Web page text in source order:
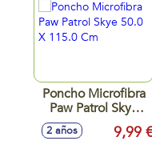
Poncho Microfibra
Paw Patrol Skye
50.0 X 115.0 Cm
2 años 9,99